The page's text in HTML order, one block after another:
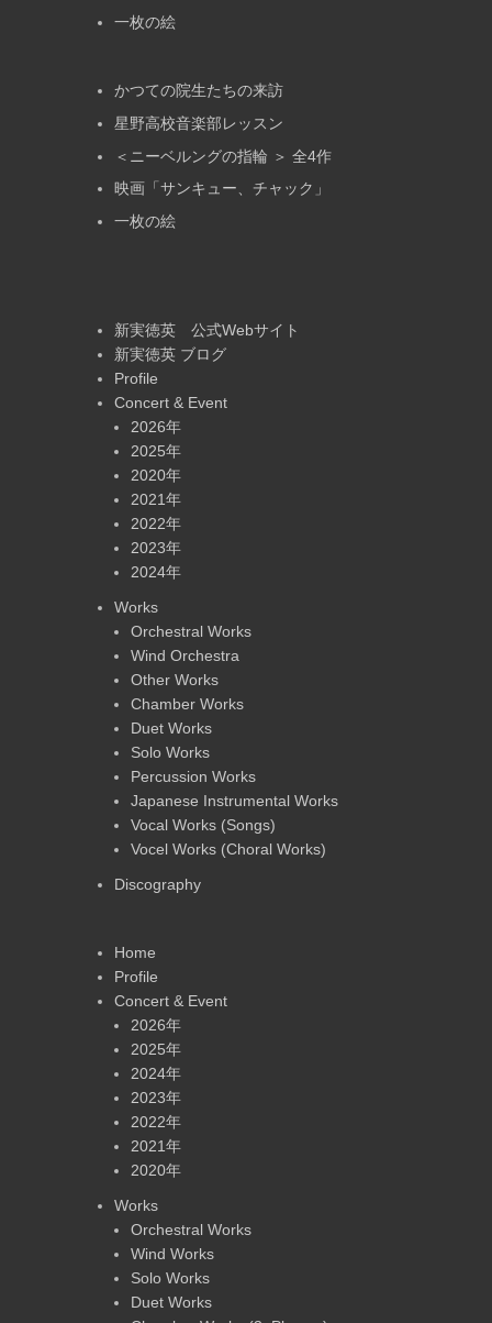
一枚の絵
かつての院生たちの来訪
星野高校音楽部レッスン
＜ニーベルングの指輪 ＞ 全4作
映画「サンキュー、チャック」
一枚の絵
新実徳英 公式Webサイト
新実徳英 ブログ
Profile
Concert & Event
2026年
2025年
2020年
2021年
2022年
2023年
2024年
Works
Orchestral Works
Wind Orchestra
Other Works
Chamber Works
Duet Works
Solo Works
Percussion Works
Japanese Instrumental Works
Vocal Works (Songs)
Vocel Works (Choral Works)
Discography
Home
Profile
Concert & Event
2026年
2025年
2024年
2023年
2022年
2021年
2020年
Works
Orchestral Works
Wind Works
Solo Works
Duet Works